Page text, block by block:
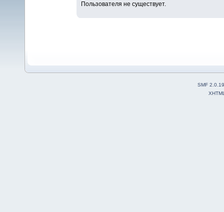
Пользователя не существует.
SMF 2.0.19